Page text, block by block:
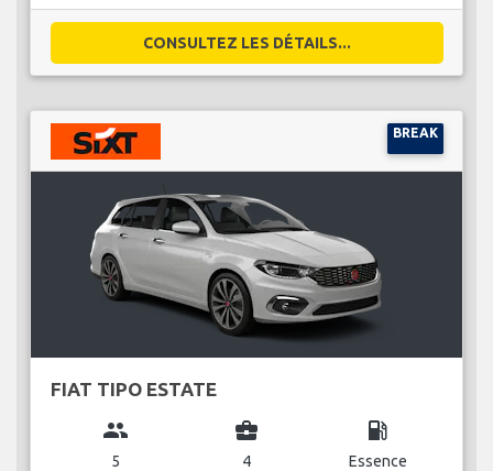
CONSULTEZ LES DÉTAILS...
BREAK
FIAT TIPO ESTATE
group
5
business_center
4
local_gas_station
Essence